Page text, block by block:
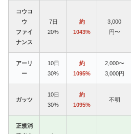
コウコ
ウ
ファイ
ナンス
7日
20%
約
1043%
3,000
円〜
アーリ
ー
10日
30%
約
1095%
2,000〜
3,000円
ガッツ
10日
30%
約
1095%
不明
正規消